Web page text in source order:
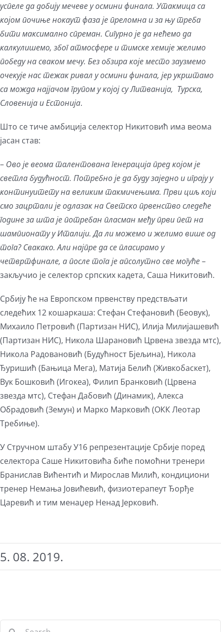
успеле да добију мечеве у осмини финала. Утакмица са
којом почиње нокаут фаза је преломна и за њу треба
бити максимално спреман. Сигурно је да нећемо да
калкулишемо, због атмосфере и тимске хемије желимо
победу на сваком мечу. Без обзира које место заузмемо
очекује нас тежак ривал у осмини финала, јер укрштамо
са можда најјачом групом у којој су Литванија, Турска,
Словенија и Естонија.
Што се тиче амбиција селектор Никитовић има веома
јасан став:
– Ово је веома талентована генерација пред којом је
светла будућност. Потребно је да буду заједно и играју у
континуитету на великим такмичењима. Први циљ који
смо зацртали је одлазак на Светско првенство следеће
године за шта је потребан пласман међу први пет на
шампионату у Италији. Да ли можемо и желимо више од
тога? Свакако. Али најпре да се пласирамо у
четвртфинале, а после тога је апсолутно све могуће–
закључио је селектор српских кадета, Саша Никитовић.
Србију ће на Европском првенству предствљати
следећих 12 кошаркаша: Стефан Стефановић (Беовук),
Михаило Петровић (Партизан НИС), Илија Милијашевић
(Партизан НИС), Никола Шарановић Црвена звезда мтс),
Никола Радовановић (Будућност Бјељина), Никола
Ђуришић (Бањица Мега), Матија Белић (Живкобаскет),
Вук Бошковић (Игокеа), Филип Бранковић (Црвена
звезда мтс), Стефан Дабовић (Динамик), Алекса
Обрадовић (Земун) и Марко Марковић (ОКК Леотар
Требиње).
У Стручном штабу У16 репрезентације Србије поред
селектора Саше Никитовића биће помоћни тренери
Бранислав Вићентић и Мирослав Милић, кондициони
тренер Немања Јовићевић, физиотерапеут Ђорђе
Царевић и тим менаџер Ненад Јерковић.
5. 08. 2019.
Search